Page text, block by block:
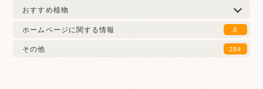
おすすめ植物
ホームページに関する情報
8
その他 284